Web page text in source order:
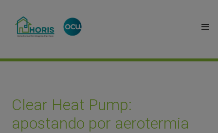
Clear Heat Pump:
apostando por aerotermia